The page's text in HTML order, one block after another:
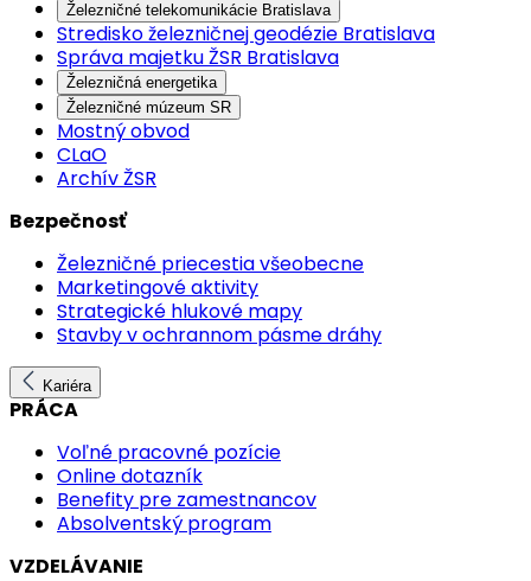
Železničné telekomunikácie Bratislava
Stredisko železničnej geodézie Bratislava
Správa majetku ŽSR Bratislava
Železničná energetika
Železničné múzeum SR
Mostný obvod
CLaO
Archív ŽSR
Bezpečnosť
Železničné priecestia všeobecne
Marketingové aktivity
Strategické hlukové mapy
Stavby v ochrannom pásme dráhy
Kariéra
PRÁCA
Voľné pracovné pozície
Online dotazník
Benefity pre zamestnancov
Absolventský program
VZDELÁVANIE